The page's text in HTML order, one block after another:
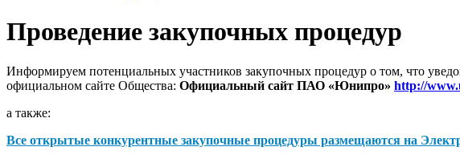
Проведение закупочных процедур
Информируем потенциальных участников закупочных процедур о том, что
официальном сайте Общества: Официальный сайт ПАО «Юнипро» http://
а также:
Все открытые конкурентные закупочные процедуры размещаются на